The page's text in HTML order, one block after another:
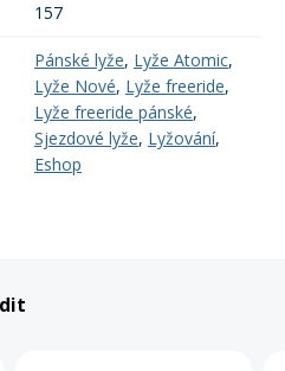
157
Pánské lyže, Lyže Atomic,
Lyže Nové, Lyže freeride,
Lyže freeride pánské,
Sjezdové lyže, Lyžování,
Eshop